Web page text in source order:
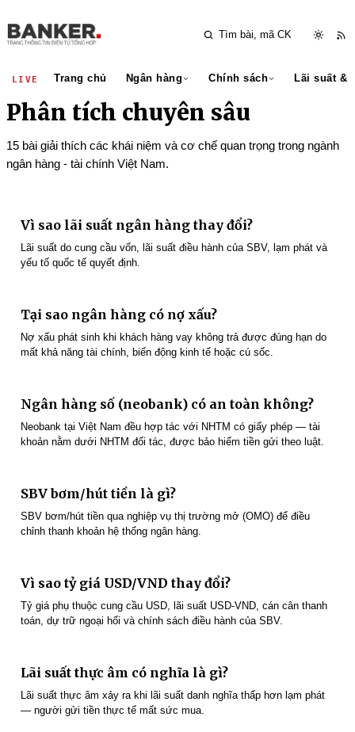
LIVE Trang chủ Ngân hàng Chính sách Lãi suất &
Phân tích chuyên sâu
15 bài giải thích các khái niệm và cơ chế quan trọng trong ngành
ngân hàng - tài chính Việt Nam.
Vì sao lãi suất ngân hàng thay đổi?
Lãi suất do cung cầu vốn, lãi suất điều hành của SBV, lạm phát và
yếu tố quốc tế quyết định.
Tại sao ngân hàng có nợ xấu?
Nợ xấu phát sinh khi khách hàng vay không trả được đúng hạn do
mất khả năng tài chính, biến động kinh tế hoặc cú sốc.
Ngân hàng số (neobank) có an toàn không?
Neobank tại Việt Nam đều hợp tác với NHTM có giấy phép — tài
khoản nằm dưới NHTM đối tác, được bảo hiểm tiền gửi theo luật.
SBV bơm/hút tiền là gì?
SBV bơm/hút tiền qua nghiệp vụ thị trường mở (OMO) để điều
chỉnh thanh khoản hệ thống ngân hàng.
Vì sao tỷ giá USD/VND thay đổi?
Tỷ giá phụ thuộc cung cầu USD, lãi suất USD-VND, cán cân thanh
toán, dự trữ ngoại hối và chính sách điều hành của SBV.
Lãi suất thực âm có nghĩa là gì?
Lãi suất thực âm xảy ra khi lãi suất danh nghĩa thấp hơn lạm phát
— người gửi tiền thực tế mất sức mua.